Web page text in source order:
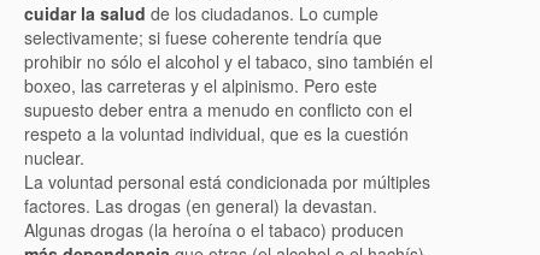
cuidar la salud de los ciudadanos. Lo cumple
selectivamente; si fuese coherente tendría que
prohibir no sólo el alcohol y el tabaco, sino también el
boxeo, las carreteras y el alpinismo. Pero este
supuesto deber entra a menudo en conflicto con el
respeto a la voluntad individual, que es la cuestión
nuclear.
La voluntad personal está condicionada por múltiples
factores. Las drogas (en general) la devastan.
Algunas drogas (la heroína o el tabaco) producen